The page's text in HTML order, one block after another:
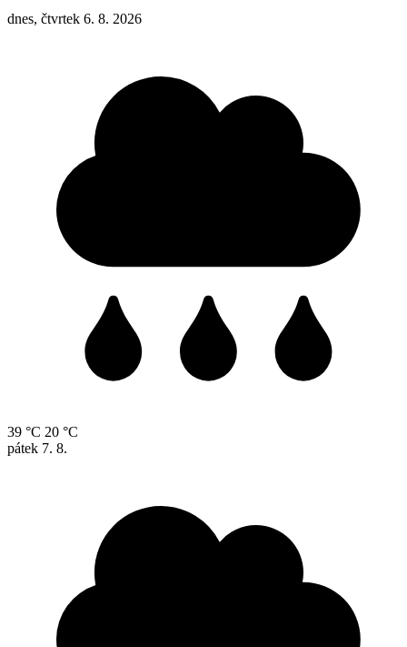
dnes, čtvrtek 6. 8. 2026
39 °C 20 °C
pátek 7. 8.